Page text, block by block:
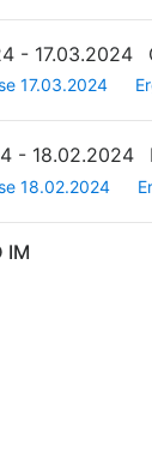
- 17.03.2024
17.03.2024
- 18.02.2024
18.02.2024
IM